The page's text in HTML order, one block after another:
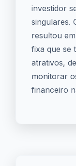
investidor
singulares.
resultou
fixa que se
atrativos,
monitorar
financeiro